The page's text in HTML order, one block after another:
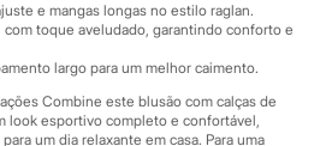
e mangas longas no estilo raglan.
toque aveludado, garantindo conforto e
largo para um melhor caimento.
Combine este blusão com calças de
look esportivo completo e confortável,
um dia relaxante em casa. Para uma